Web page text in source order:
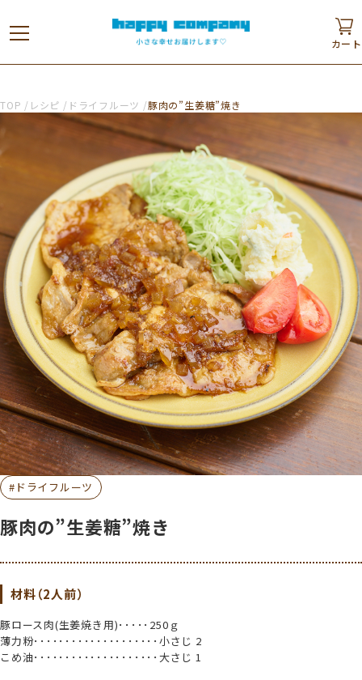
カート
TOP レシピ ドライフルーツ 豚肉の”生姜糖”焼き
#ドライフルーツ
豚肉の”生姜糖”焼き
材料（2人前）
豚ロース肉(生姜焼き用)･････250ｇ
薄力粉････････････････････小さじ 2
こめ油････････････････････大さじ 1